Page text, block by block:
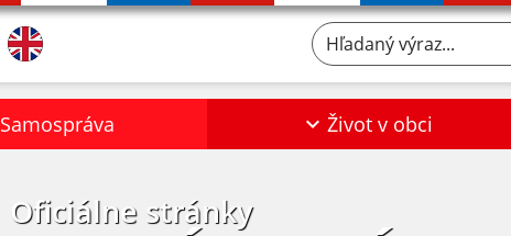
Hľadaný výraz...
Samospráva Život v obci
Oficiálne stránky